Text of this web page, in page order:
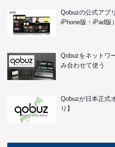
Qobuzの公式アプ
iPhone版・iPad版）
Qobuzをネットワ
み合わせて使う
Qobuzが日本正式
り】